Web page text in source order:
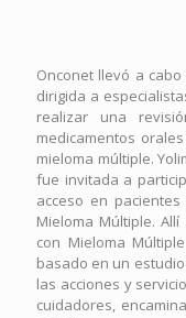
Onconet llevó a
dirigida a
realizar una
medicamentos
mieloma múltiple.
fue invitada a
acceso en
Mieloma Múltiple.
con Mieloma
basado en un
las acciones y
cuidadores,